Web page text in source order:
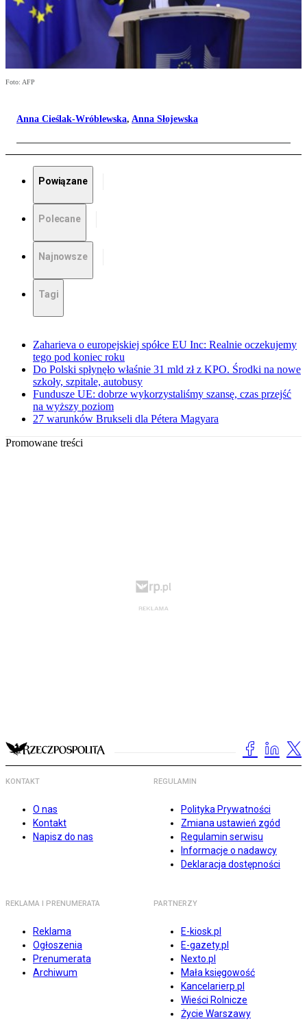
Foto: AFP
Anna Cieślak-Wróblewska, Anna Słojewska
Powiązane
Polecane
Najnowsze
Tagi
Zaharieva o europejskiej spółce EU Inc: Realnie oczekujemy
tego pod koniec roku
Do Polski spłynęło właśnie 31 mld zł z KPO. Środki na nowe
szkoły, szpitale, autobusy
Fundusze UE: dobrze wykorzystaliśmy szansę, czas przejść
na wyższy poziom
27 warunków Brukseli dla Pétera Magyara
Promowane treści
KONTAKT
O nas
Kontakt
Napisz do nas
REGULAMIN
Polityka Prywatności
Zmiana ustawień zgód
Regulamin serwisu
Informacje o nadawcy
Deklaracja dostępności
REKLAMA I PRENUMERATA
Reklama
Ogłoszenia
Prenumerata
Archiwum
PARTNERZY
E-kiosk.pl
E-gazety.pl
Nexto.pl
Mała księgowość
Kancelarierp.pl
Wieści Rolnicze
Życie Warszawy